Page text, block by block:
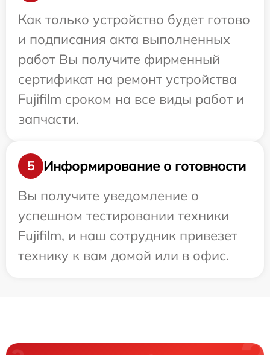
Как только устройство будет готово
и подписания акта выполненных
работ Вы получите фирменный
сертификат на ремонт устройства
Fujifilm сроком на все виды работ и
запчасти.
5
Информирование о готовности
Вы получите уведомление о
успешном тестировании техники
Fujifilm, и наш сотрудник привезет
технику к вам домой или в офис.